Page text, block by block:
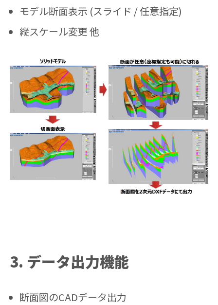
モデル断面表示 (スライド / 任意指定)
縦スケール変更 他
3. データ出力機能
断面図のCADデータ出力